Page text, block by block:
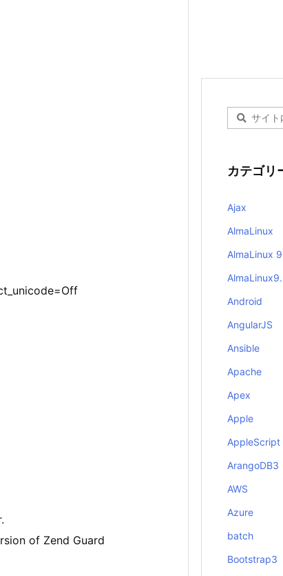
of Zend Guard
カテゴリ
Ajax
AlmaLinux
AlmaLinux 9
Android
AngularJS
Ansible
Apache
Apex
Apple
AppleScript
ArangoDB3
AWS
Azure
batch
Bootstrap3